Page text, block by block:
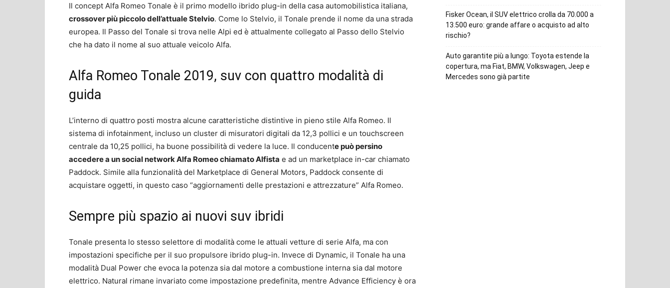
Il concept Alfa Romeo Tonale è il primo modello ibrido plug-in della casa automobilistica italiana,
crossover più piccolo dell’attuale Stelvio. Come lo Stelvio, il Tonale prende il nome da una strada
europea. Il Passo del Tonale si trova nelle Alpi ed è attualmente collegato al Passo dello Stelvio
che ha dato il nome al suo attuale veicolo Alfa.
Alfa Romeo Tonale 2019, suv con quattro modalità di
guida
L’interno di quattro posti mostra alcune caratteristiche distintive in pieno stile Alfa Romeo. Il
sistema di infotainment, incluso un cluster di misuratori digitali da 12,3 pollici e un touchscreen
centrale da 10,25 pollici, ha buone possibilità di vedere la luce. Il conducente può persino
accedere a un social network Alfa Romeo chiamato Alfista e ad un marketplace in-car chiamato
Paddock. Simile alla funzionalità del Marketplace di General Motors, Paddock consente di
acquistare oggetti, in questo caso “aggiornamenti delle prestazioni e attrezzature” Alfa Romeo.
Sempre più spazio ai nuovi suv ibridi
Tonale presenta lo stesso selettore di modalità come le attuali vetture di serie Alfa, ma con
impostazioni specifiche per il suo propulsore ibrido plug-in. Invece di Dynamic, il Tonale ha una
modalità Dual Power che evoca la potenza sia dal motore a combustione interna sia dal motore
elettrico. Natural rimane invariato come impostazione predefinita, mentre Advance Efficiency è ora
Fisker Ocean, il SUV elettrico crolla da 70.000 a
13.500 euro: grande affare o acquisto ad alto
rischio?
Auto garantite più a lungo: Toyota estende la
copertura, ma Fiat, BMW, Volkswagen, Jeep e
Mercedes sono già partite